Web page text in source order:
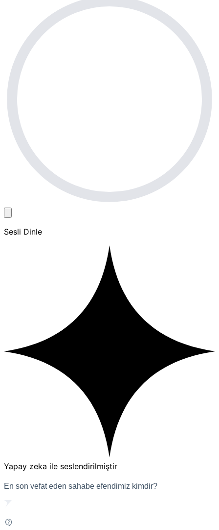
Sesli Dinle
Yapay zeka ile seslendirilmiştir
En son vefat eden sahabe efendimiz kimdir?